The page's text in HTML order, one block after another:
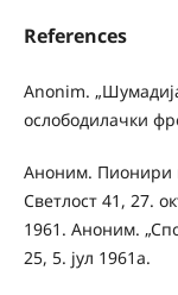
References
Anonim.
ослободилачки
Аноним. Пионири
Светлост 41, 27.
1961. Аноним.
25, 5. јул 1961а.